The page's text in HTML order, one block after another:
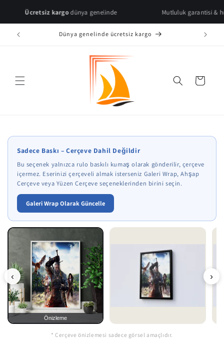
content
kargodünya genelinde Mutluluk garantisi & hızlı teslimat
Dünya genelinde ücretsiz kargo
Cart
Sadece Baskı – Çerçeve Dahil Değildir
Bu seçenek yalnızca rulo baskılı kumaş olarak gönderilir, çerçeve
içermez. Eserinizi çerçeveli almak isterseniz Galeri Wrap, Ahşap
Çerçeve veya Yüzen Çerçeve seçeneklerinden birini seçin.
Galeri Wrap Olarak Güncelle
‹ ›
Önizleme
* Çerçeve önizlemesi sadece görsel amaçlıdır.